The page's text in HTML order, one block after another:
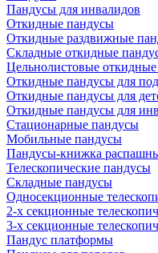
Пандусы для инвалидов
Откидные пандусы
Откидные раздвижные
Складные откидные
Цельнолистовые
Откидные пандусы для
Откидные пандусы для
Откидные пандусы для
Стационарные пандусы
Мобильные пандусы
Пандусы-книжка
Телескопические пандусы
Складные пандусы
Односекционные
2-х секционные
3-х секционные
Пандус платформы